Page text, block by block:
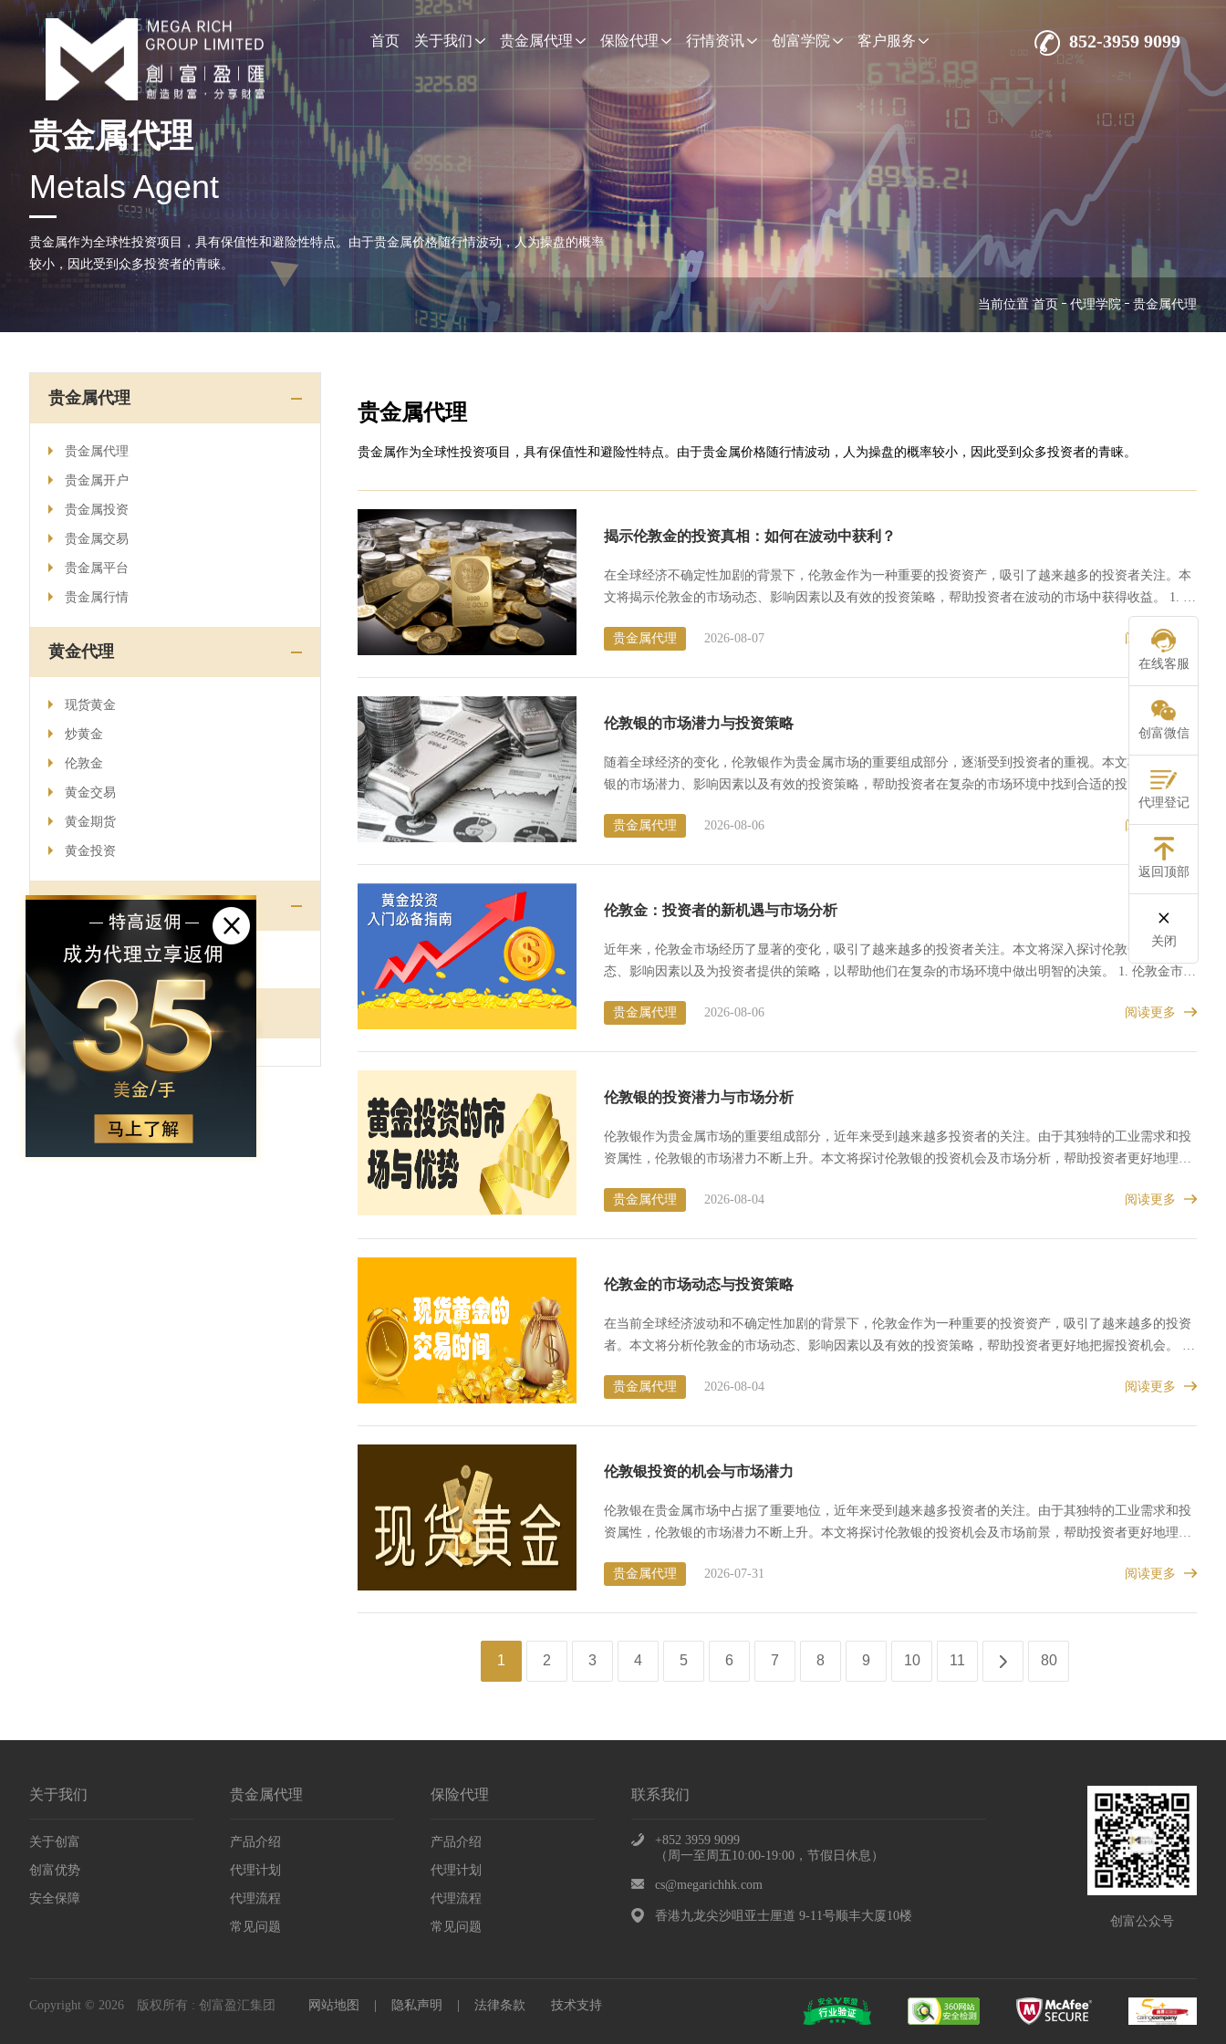
首页 关于我们 贵金属代理 保险代理 行情资讯 创富学院 客户服务 852-3959 9099
在线客服
创富微信
代理登记
返回顶部
关闭
贵金属代理
Metals Agent
贵金属作为全球性投资项目，具有保值性和避险性特点。由于贵金属价格随行情波动，人为操盘的概率
较小，因此受到众多投资者的青睐。
当前位置 首页 代理学院 贵金属代理
贵金属代理
贵金属代理
贵金属开户
贵金属投资
贵金属交易
贵金属平台
贵金属行情
黄金代理
现货黄金
炒黄金
伦敦金
黄金交易
黄金期货
黄金投资
白银代理
现货白银
实战策略
贵金属代理
贵金属作为全球性投资项目，具有保值性和避险性特点。由于贵金属价格随行情波动，人为操盘的概率较小，因此受到众多投资者的青睐。
揭示伦敦金的投资真相：如何在波动中获利？
在全球经济不确定性加剧的背景下，伦敦金作为一种重要的投资资产，吸引了越来越多的投资者关注。本
文将揭示伦敦金的市场动态、影响因素以及有效的投资策略，帮助投资者在波动的市场中获得收益。 1. 伦
贵金属代理
2026-08-07 阅读更多
​伦敦银的市场潜力与投资策略
随着全球经济的变化，伦敦银作为贵金属市场的重要组成部分，逐渐受到投资者的重视。本文将探讨伦敦
银的市场潜力、影响因素以及有效的投资策略，帮助投资者在复杂的市场环境中找到合适的投资机会。 1.
贵金属代理
2026-08-06 阅读更多
伦敦金：投资者的新机遇与市场分析
近年来，伦敦金市场经历了显著的变化，吸引了越来越多的投资者关注。本文将深入探讨伦敦金的市场动
态、影响因素以及为投资者提供的策略，以帮助他们在复杂的市场环境中做出明智的决策。 1. 伦敦金市场
贵金属代理
2026-08-06 阅读更多
​伦敦银的投资潜力与市场分析
伦敦银作为贵金属市场的重要组成部分，近年来受到越来越多投资者的关注。由于其独特的工业需求和投
资属性，伦敦银的市场潜力不断上升。本文将探讨伦敦银的投资机会及市场分析，帮助投资者更好地理解
贵金属代理
2026-08-04 阅读更多
​伦敦金的市场动态与投资策略
在当前全球经济波动和不确定性加剧的背景下，伦敦金作为一种重要的投资资产，吸引了越来越多的投资
者。本文将分析伦敦金的市场动态、影响因素以及有效的投资策略，帮助投资者更好地把握投资机会。 1.
贵金属代理
2026-08-04 阅读更多
​伦敦银投资的机会与市场潜力
伦敦银在贵金属市场中占据了重要地位，近年来受到越来越多投资者的关注。由于其独特的工业需求和投
资属性，伦敦银的市场潜力不断上升。本文将探讨伦敦银的投资机会及市场前景，帮助投资者更好地理解
贵金属代理
2026-07-31 阅读更多
1 2 3 4 5 6 7 8 9 10 11 80
关于我们
关于创富
创富优势
安全保障
贵金属代理
产品介绍
代理计划
代理流程
常见问题
保险代理
产品介绍
代理计划
代理流程
常见问题
联系我们
+852 3959 9099
（周一至周五10:00-19:00，节假日休息）
cs@megarichhk.com
香港九龙尖沙咀亚士厘道 9-11号顺丰大厦10楼 创富公众号
Copyright © 2026 版权所有 : 创富盈汇集团 网站地图 隐私声明 法律条款 技术支持